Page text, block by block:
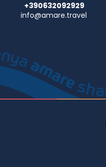
+390632092929
info@amare.travel